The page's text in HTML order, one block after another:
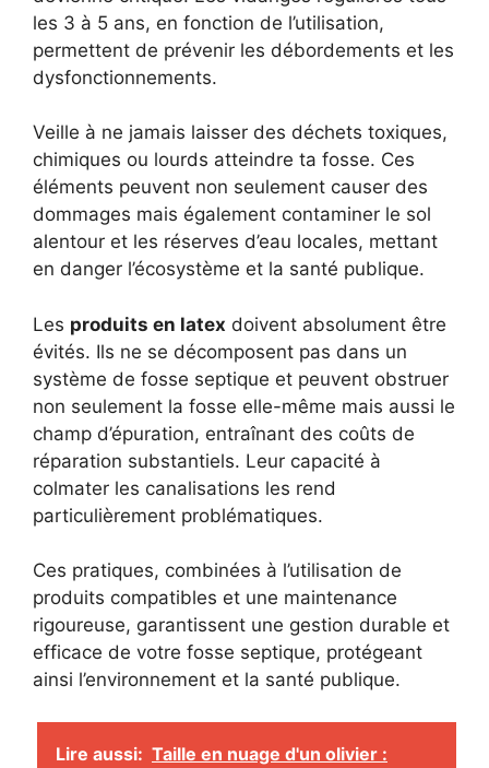
les 3 à 5 ans, en fonction de l’utilisation,
permettent de prévenir les débordements et les
dysfonctionnements.
Veille à ne jamais laisser des déchets toxiques,
chimiques ou lourds atteindre ta fosse. Ces
éléments peuvent non seulement causer des
dommages mais également contaminer le sol
alentour et les réserves d’eau locales, mettant
en danger l’écosystème et la santé publique.
Les produits en latex doivent absolument être
évités. Ils ne se décomposent pas dans un
système de fosse septique et peuvent obstruer
non seulement la fosse elle-même mais aussi le
champ d’épuration, entraînant des coûts de
réparation substantiels. Leur capacité à
colmater les canalisations les rend
particulièrement problématiques.
Ces pratiques, combinées à l’utilisation de
produits compatibles et une maintenance
rigoureuse, garantissent une gestion durable et
efficace de votre fosse septique, protégeant
ainsi l’environnement et la santé publique.
Lire aussi: Taille en nuage d'un olivier :